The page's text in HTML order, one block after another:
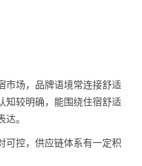
市场，品牌语境常连接舒适
知较明确，能围绕住宿舒适
。
可控，供应链体系有一定积